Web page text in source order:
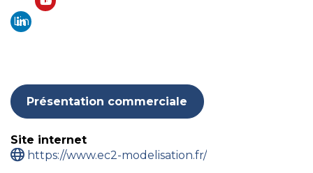
Lin
Présentation commerciale
Site internet
https://www.ec2-modelisation.fr/